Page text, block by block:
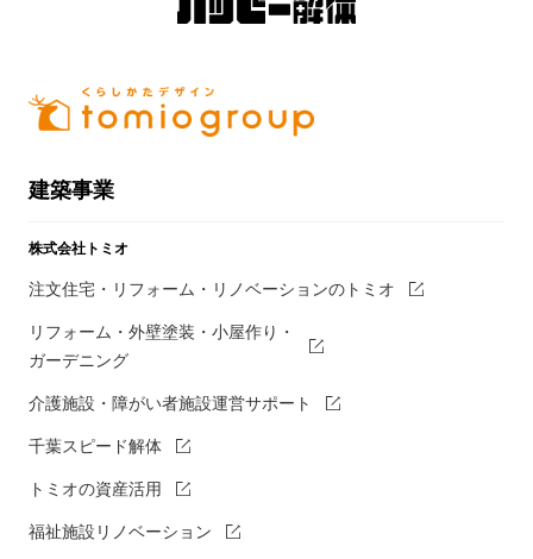
建築事業
株式会社トミオ
注文住宅・リフォーム・リノベーションのトミオ
リフォーム・外壁塗装・小屋作り・
ガーデニング
介護施設・障がい者施設運営サポート
千葉スピード解体
トミオの資産活用
福祉施設リノベーション